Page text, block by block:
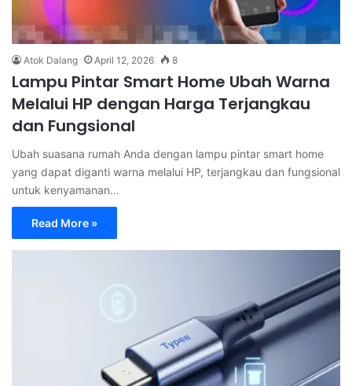
Atok Dalang April 12, 2026 8
Lampu Pintar Smart Home Ubah Warna
Melalui HP dengan Harga Terjangkau
dan Fungsional
Ubah suasana rumah Anda dengan lampu pintar smart home
yang dapat diganti warna melalui HP, terjangkau dan fungsional
untuk kenyamanan…
Read More »